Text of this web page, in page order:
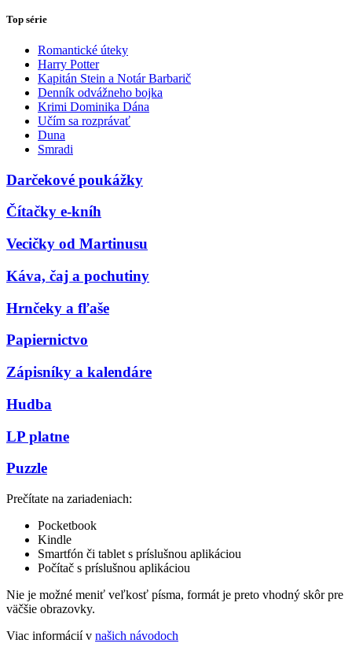
Top série
Romantické úteky
Harry Potter
Kapitán Stein a Notár Barbarič
Denník odvážneho bojka
Krimi Dominika Dána
Učím sa rozprávať
Duna
Smradi
Darčekové poukážky
Čítačky e-kníh
Vecičky od Martinusu
Káva, čaj a pochutiny
Hrnčeky a fľaše
Papiernictvo
Zápisníky a kalendáre
Hudba
LP platne
Puzzle
Prečítate na zariadeniach:
Pocketbook
Kindle
Smartfón či tablet s príslušnou aplikáciou
Počítač s príslušnou aplikáciou
Nie je možné meniť veľkosť písma, formát je preto vhodný skôr pre
väčšie obrazovky.
Viac informácií v našich návodoch